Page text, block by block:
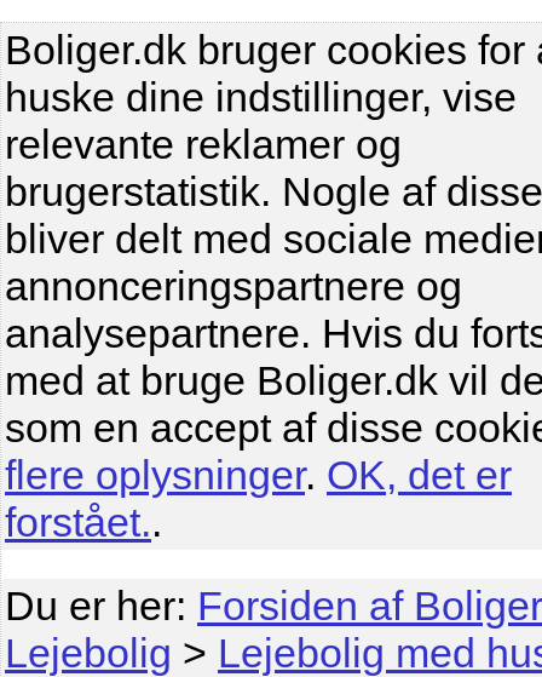
Boliger.dk bruger cookies for
huske dine indstillinger, vise
relevante reklamer og
brugerstatistik. Nogle af
bliver delt med sociale
annonceringspartnere og
analysepartnere. Hvis du
med at bruge Boliger.dk vil
som en accept af disse
flere oplysninger. OK, det er
forstået..
Du er her: Forsiden af
Lejebolig > Lejebolig med